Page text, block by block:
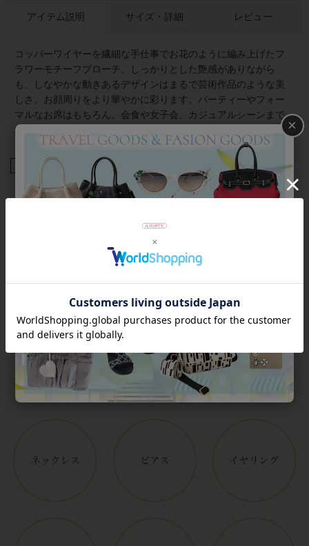
アイテム説明
コッパーワイヤーを繊細な手仕事でお花のように編み上げたフ
ラワーモチーフブローチ。しっかりとした艶感がありながら
も、しなやかな動きあるデザインはまるで芸術作品のような美
しさ。お顔周りをより華やかに彩ります。パーティーやフォー
マルなお席はもちろん、会食や女子会、カジュアルシーンまで
幅広くご利用いただけます。
サイズ・詳細 レビュー
商品番号 5260009
Category
アイテムカテゴリー
×